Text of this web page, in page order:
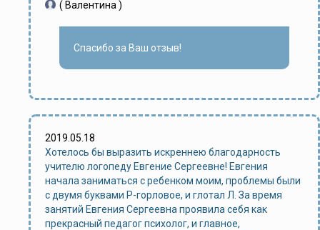
( Валентина )
Спасибо за Ваш отзыв!
2019.05.18
Хотелось бы выразить искреннею благодарность
учителю логопеду Евгение Сергеевне! Евгения
начала заниматься с ребенком моим, проблемы были
с двумя буквами Р-горловое, и глотал Л. За время
занятий Евгения Сергеевна проявила себя как
прекрасный педагог психолог, и главное,